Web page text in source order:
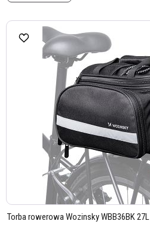
Torba rowerowa Wozinsky WBB36BK 27L